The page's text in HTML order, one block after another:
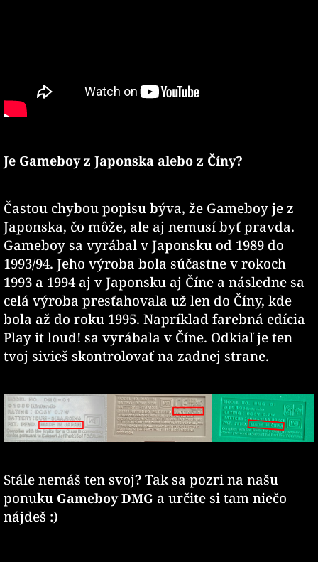
Je Gameboy z Japonska alebo z Číny?
Častou chybou popisu býva, že Gameboy je z
Japonska, čo môže, ale aj nemusí byť pravda.
Gameboy sa vyrábal v Japonsku od 1989 do
1993/94. Jeho výroba bola súčastne v rokoch
1993 a 1994 aj v Japonsku aj Číne a následne sa
celá výroba presťahovala už len do Číny, kde
bola až do roku 1995. Napríklad farebná edícia
Play it loud! sa vyrábala v Číne. Odkiaľ je ten
tvoj sivieš skontrolovať na zadnej strane.
Stále nemáš ten svoj? Tak sa pozri na našu
ponuku Gameboy DMG a určite si tam niečo
nájdeš :)